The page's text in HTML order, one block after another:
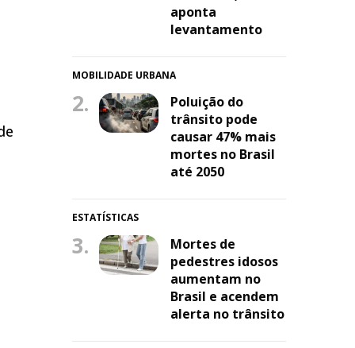
aponta
levantamento
MOBILIDADE URBANA
2.
Poluição do
trânsito pode
causar 47% mais
mortes no Brasil
até 2050
ESTATÍSTICAS
3.
Mortes de
pedestres idosos
aumentam no
Brasil e acendem
alerta no trânsito